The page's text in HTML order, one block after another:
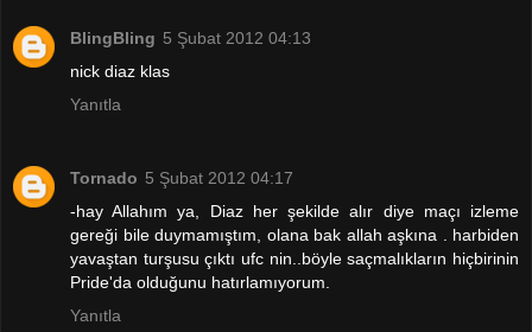
BlingBling 5 Şubat 2012 04:13
nick diaz klas
Yanıtla
Tornado 5 Şubat 2012 04:17
-hay Allahım ya, Diaz her şekilde alır diye maçı izleme
gereği bile duymamıştım, olana bak allah aşkına . harbiden
yavaştan turşusu çıktı ufc nin..böyle saçmalıkların hiçbirinin
Pride'da olduğunu hatırlamıyorum.
Yanıtla